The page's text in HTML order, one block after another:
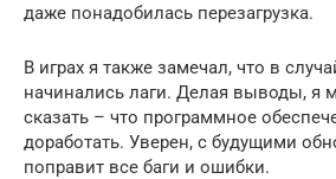
даже понадобилась перезагрузка.
В играх я также замечал, что в
начинались лаги. Делая выводы, я
сказать – что программное
доработать. Уверен, с будущими
поправит все баги и ошибки.